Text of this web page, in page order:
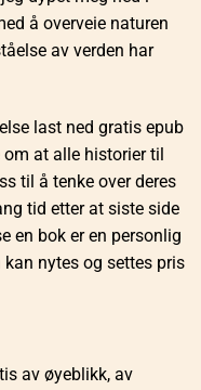
å overveie naturen
av verden har
last ned gratis epub
at alle historier til
til å tenke over deres
tid etter at siste side
en bok er en personlig
nytes og settes pris
av øyeblikk, av